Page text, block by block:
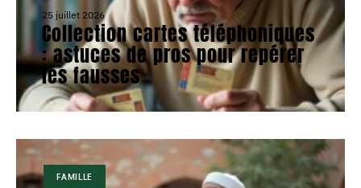
25 juillet 2026
Collection cartes téléphoniques
: astuces de pros pour repérer
les fausses
FAMILLE